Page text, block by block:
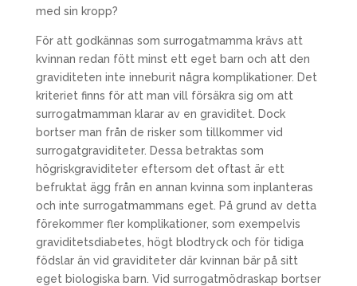
med sin kropp?
För att godkännas som surrogatmamma krävs att
kvinnan redan fött minst ett eget barn och att den
graviditeten inte inneburit några komplikationer. Det
kriteriet finns för att man vill försäkra sig om att
surrogatmamman klarar av en graviditet. Dock
bortser man från de risker som tillkommer vid
surrogatgraviditeter. Dessa betraktas som
högriskgraviditeter eftersom det oftast är ett
befruktat ägg från en annan kvinna som inplanteras
och inte surrogatmammans eget. På grund av detta
förekommer fler komplikationer, som exempelvis
graviditetsdiabetes, högt blodtryck och för tidiga
födslar än vid graviditeter där kvinnan bär på sitt
eget biologiska barn. Vid surrogatmödraskap bortser